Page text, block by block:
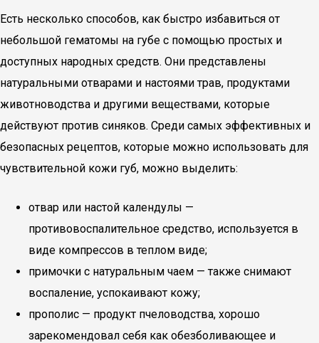
Есть несколько способов, как быстро избавиться от
небольшой гематомы на губе с помощью простых и
доступных народных средств. Они представлены
натуральными отварами и настоями трав, продуктами
животноводства и другими веществами, которые
действуют против синяков. Среди самых эффективных и
безопасных рецептов, которые можно использовать для
чувствительной кожи губ, можно выделить:
отвар или настой календулы —
противовоспалительное средство, используется в
виде компрессов в теплом виде;
примочки с натуральным чаем — также снимают
воспаление, успокаивают кожу;
прополис — продукт пчеловодства, хорошо
зарекомендовал себя как обезболивающее и